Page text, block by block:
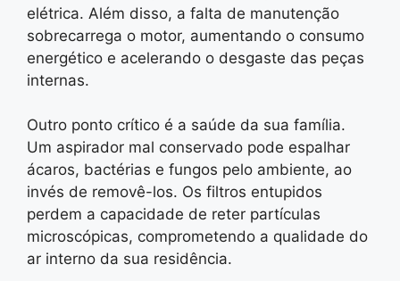
elétrica. Além disso, a falta de manutenção
sobrecarrega o motor, aumentando o consumo
energético e acelerando o desgaste das peças
internas.
Outro ponto crítico é a saúde da sua família.
Um aspirador mal conservado pode espalhar
ácaros, bactérias e fungos pelo ambiente, ao
invés de removê-los. Os filtros entupidos
perdem a capacidade de reter partículas
microscópicas, comprometendo a qualidade do
ar interno da sua residência.